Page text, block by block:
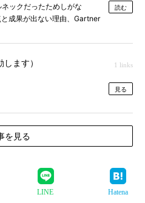
ネックだったためしがな
成果が出ない理由、Gartner
読む
ます） 1 links
見る
を見る
LINE Hatena